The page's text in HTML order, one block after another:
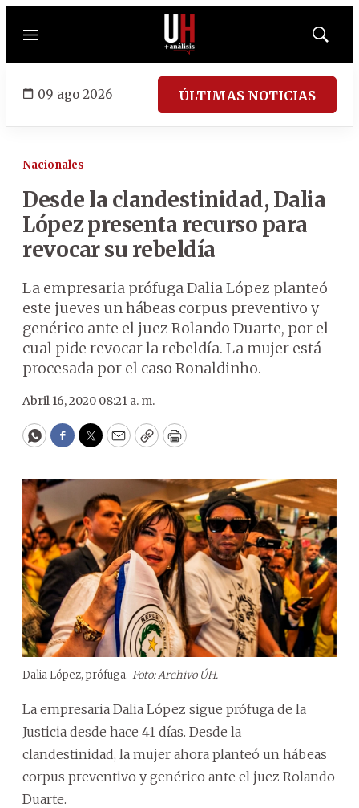
Menú
Mostrar
09 ago 2026 ÚLTIMAS NOTICIAS
Nacionales
Desde la clandestinidad, Dalia
López presenta recurso para
revocar su rebeldía
La empresaria prófuga Dalia López planteó
este jueves un hábeas corpus preventivo y
genérico ante el juez Rolando Duarte, por el
cual pide revocar la rebeldía. La mujer está
procesada por el caso Ronaldinho.
Abril 16, 2020 08:21 a. m.
WhatsApp
Facebook
Twitter
EmailCopyPrint
Dalia López, prófuga. Foto: Archivo ÚH.
La empresaria Dalia López sigue prófuga de la
Justicia desde hace 41 días. Desde la
clandestinidad, la mujer ahora planteó un hábeas
corpus preventivo y genérico ante el juez Rolando
Duarte.